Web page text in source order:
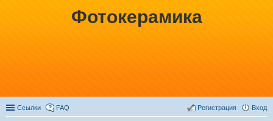
Фотокерамика
Ссылки FAQ Вход
Регистрация